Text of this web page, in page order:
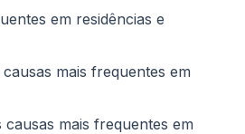
em residências e
mais frequentes em
mais frequentes em